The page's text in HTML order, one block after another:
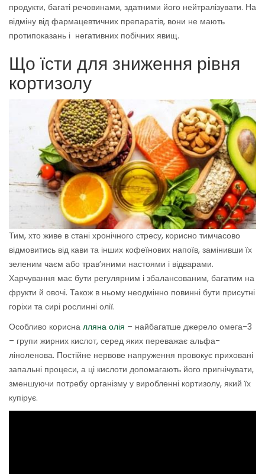
продукти, багаті речовинами, здатними його нейтралізувати. На
відміну від фармацевтичних препаратів, вони не мають
протипоказань і негативних побічних явищ.
Що їсти для зниження рівня
кортизолу
Тим, хто живе в стані хронічного стресу, корисно тимчасово
відмовитись від кави та інших кофеїнових напоїв, замінивши їх
зеленим чаєм або трав’яними настоями і відварами.
Харчування має бути регулярним і збалансованим, багатим на
фрукти й овочі. Також в ньому неодмінно повинні бути присутні
горіхи та сирі рослинні олії.
Особливо корисна лляна олія – найбагатше джерело омега-3
– групи жирних кислот, серед яких переважає альфа-
ліноленова. Постійне нервове напруження провокує приховані
запальні процеси, а ці кислоти допомагають його пригнічувати,
зменшуючи потребу організму у виробленні кортизолу, який їх
купірує.